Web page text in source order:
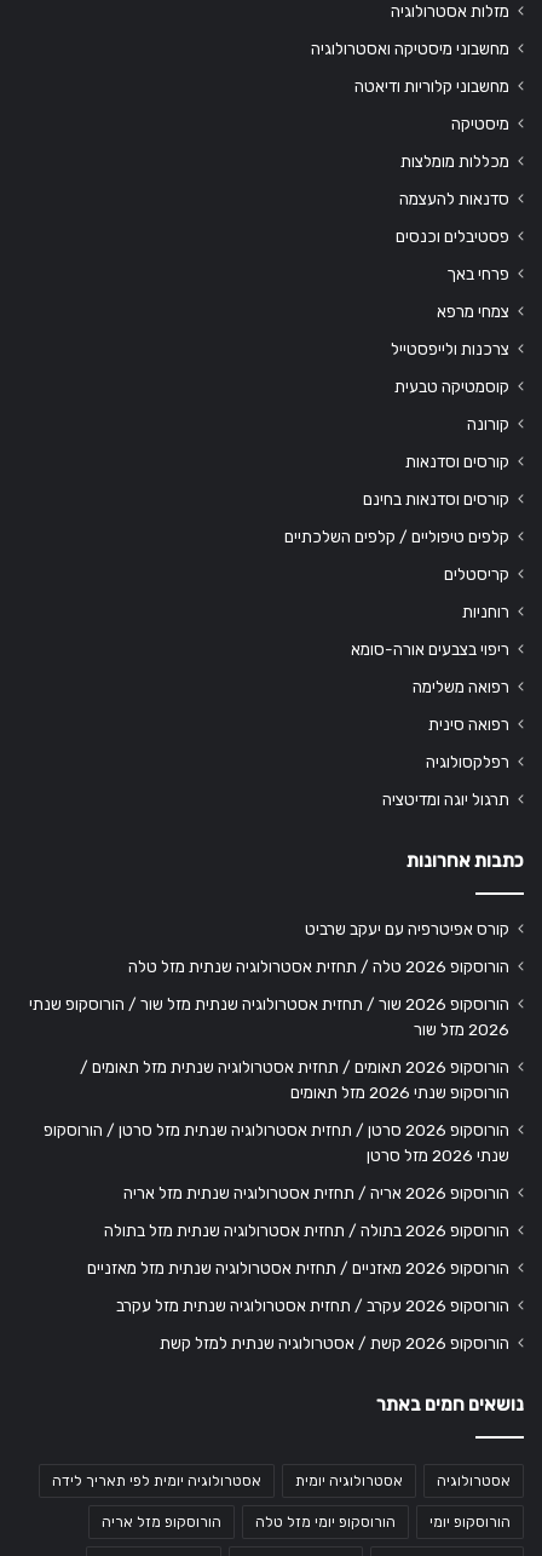
מזלות אסטרולוגיה
מחשבוני מיסטיקה ואסטרולוגיה
מחשבוני קלוריות ודיאטה
מיסטיקה
מכללות מומלצות
סדנאות להעצמה
פסטיבלים וכנסים
פרחי באך
צמחי מרפא
צרכנות ולייפסטייל
קוסמטיקה טבעית
קורונה
קורסים וסדנאות
קורסים וסדנאות בחינם
קלפים טיפוליים / קלפים השלכתיים
קריסטלים
רוחניות
ריפוי בצבעים אורה-סומא
רפואה משלימה
רפואה סינית
רפלקסולוגיה
תרגול יוגה ומדיטציה
כתבות אחרונות
קורס אפיטרפיה עם יעקב שרביט
הורוסקופ 2026 טלה / תחזית אסטרולוגיה שנתית מזל טלה
הורוסקופ 2026 שור / תחזית אסטרולוגיה שנתית מזל שור / הורוסקופ שנתי
2026 מזל שור
הורוסקופ 2026 תאומים / תחזית אסטרולוגיה שנתית מזל תאומים /
הורוסקופ שנתי 2026 מזל תאומים
הורוסקופ 2026 סרטן / תחזית אסטרולוגיה שנתית מזל סרטן / הורוסקופ
שנתי 2026 מזל סרטן
הורוסקופ 2026 אריה / תחזית אסטרולוגיה שנתית מזל אריה
הורוסקופ 2026 בתולה / תחזית אסטרולוגיה שנתית מזל בתולה
הורוסקופ 2026 מאזניים / תחזית אסטרולוגיה שנתית מזל מאזניים
הורוסקופ 2026 עקרב / תחזית אסטרולוגיה שנתית מזל עקרב
הורוסקופ 2026 קשת / אסטרולוגיה שנתית למזל קשת
נושאים חמים באתר
אסטרולוגיה אסטרולוגיה יומית אסטרולוגיה יומית לפי תאריך לידה
הורוסקופ יומי הורוסקופ יומי מזל טלה הורוסקופ מזל אריה